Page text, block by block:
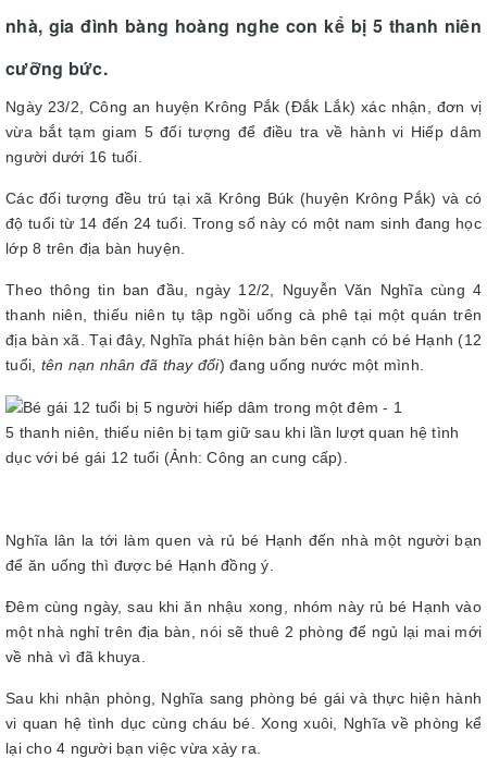
nhà, gia đình bàng hoàng nghe con kể bị 5 thanh niên
cưỡng bức.
Ngày 23/2, Công an huyện Krông Pắk (Đắk Lắk) xác nhận, đơn vị
vừa bắt tạm giam 5 đối tượng để điều tra về hành vi Hiếp dâm
người dưới 16 tuổi.
Các đối tượng đều trú tại xã Krông Búk (huyện Krông Pắk) và có
độ tuổi từ 14 đến 24 tuổi. Trong số này có một nam sinh đang học
lớp 8 trên địa bàn huyện.
Theo thông tin ban đầu, ngày 12/2, Nguyễn Văn Nghĩa cùng 4
thanh niên, thiếu niên tụ tập ngồi uống cà phê tại một quán trên
địa bàn xã. Tại đây, Nghĩa phát hiện bàn bên cạnh có bé Hạnh (12
tuổi, tên nạn nhân đã thay đổi) đang uống nước một mình.
5 thanh niên, thiếu niên bị tạm giữ sau khi lần lượt quan hệ tình
dục với bé gái 12 tuổi (Ảnh: Công an cung cấp).
Nghĩa lân la tới làm quen và rủ bé Hạnh đến nhà một người bạn
để ăn uống thì được bé Hạnh đồng ý.
Đêm cùng ngày, sau khi ăn nhậu xong, nhóm này rủ bé Hạnh vào
một nhà nghỉ trên địa bàn, nói sẽ thuê 2 phòng để ngủ lại mai mới
về nhà vì đã khuya.
Sau khi nhận phòng, Nghĩa sang phòng bé gái và thực hiện hành
vi quan hệ tình dục cùng cháu bé. Xong xuôi, Nghĩa về phòng kể
lại cho 4 người bạn việc vừa xảy ra.